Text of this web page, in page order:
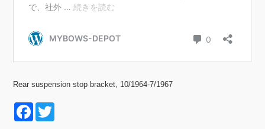
Rear suspension stop bracket, 10/1964-7/1967
F